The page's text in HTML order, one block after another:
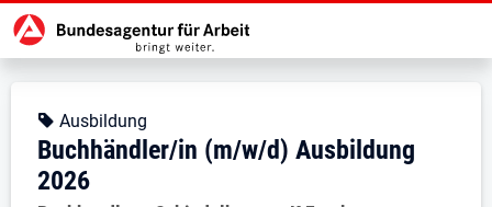
Zur Jobsuche Startseite
Stellendetails zu: Buchhändler/
Buchhändler/in (m/w/d)
Buchhändler/in (m/w/d)
Kopfbereich
Angebotsart:
Ausbildung
Buchhändler/in (m/w/d) Ausbildung
2026